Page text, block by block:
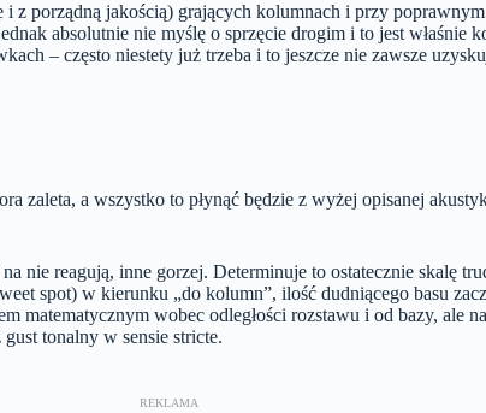
porządną jakością) grających kolumnach i przy
absolutnie nie myślę o sprzęcie drogim i to jest właśnie
– często niestety już trzeba i to jeszcze nie zawsze
zaleta, a wszystko to płynąć będzie z wyżej opisanej
reagują, inne gorzej. Determinuje to ostatecznie skalę
spot) w kierunku „do kolumn”, ilość dudniącego basu
wobec odległości rozstawu i od bazy, ale
tonalny w sensie stricte.